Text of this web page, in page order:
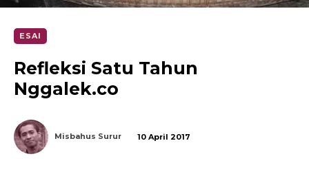
ESAI
Refleksi Satu Tahun
Nggalek.co
Misbahus Surur 10 April 2017